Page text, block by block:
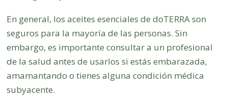
En general, los aceites esenciales de doTERRA son
seguros para la mayoría de las personas. Sin
embargo, es importante consultar a un profesional
de la salud antes de usarlos si estás embarazada,
amamantando o tienes alguna condición médica
subyacente.